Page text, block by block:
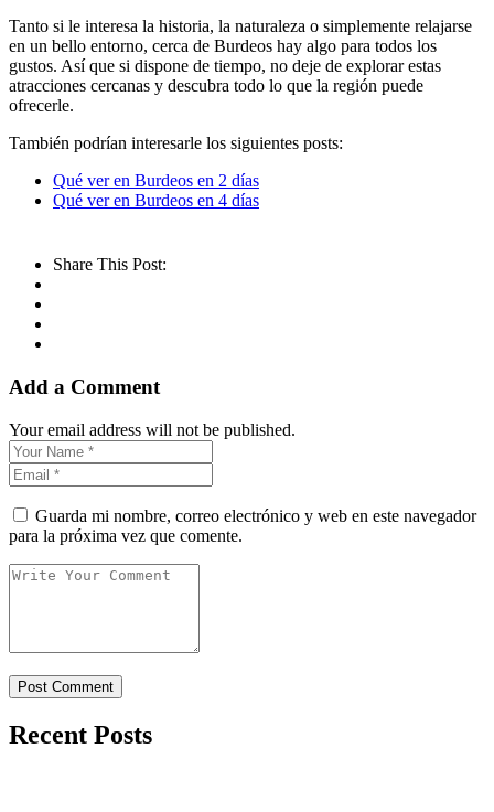
Tanto si le interesa la historia, la naturaleza o simplemente relajarse
en un bello entorno, cerca de Burdeos hay algo para todos los
gustos. Así que si dispone de tiempo, no deje de explorar estas
atracciones cercanas y descubra todo lo que la región puede
ofrecerle.
También podrían interesarle los siguientes posts:
Qué ver en Burdeos en 2 días
Qué ver en Burdeos en 4 días
Share This Post:
Add a Comment
Your email address will not be published.
Guarda mi nombre, correo electrónico y web en este navegador
para la próxima vez que comente.
Recent Posts